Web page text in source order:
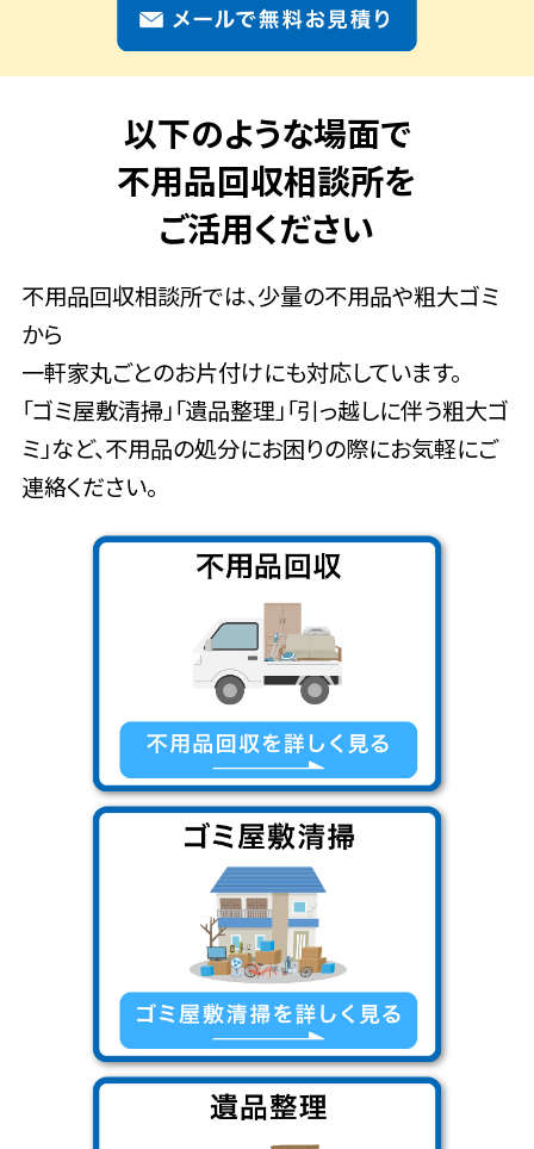
以下のような場面で
不用品回収相談所を
ご活用ください
不用品回収相談所では、少量の不用品や粗大ゴミ
から
一軒家丸ごとのお片付けにも対応しています。
「ゴミ屋敷清掃」「遺品整理」「引っ越しに伴う粗大ゴ
ミ」など、不用品の処分にお困りの際にお気軽にご
連絡ください。